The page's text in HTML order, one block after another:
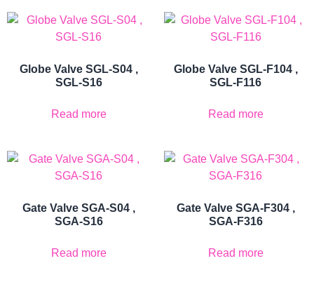
Globe Valve SGL-S04 ,
SGL-S16
Read more
Globe Valve SGL-F104 ,
SGL-F116
Read more
Gate Valve SGA-S04 ,
SGA-S16
Read more
Gate Valve SGA-F304 ,
SGA-F316
Read more